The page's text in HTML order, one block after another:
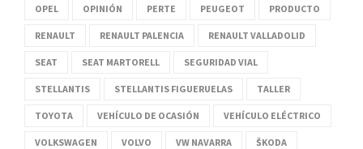
OPEL OPINIÓN PERTE PEUGEOT PRODUCTO
RENAULT RENAULT PALENCIA RENAULT VALLADOLID
SEAT SEAT MARTORELL SEGURIDAD VIAL
STELLANTIS STELLANTIS FIGUERUELAS TALLER
TOYOTA VEHÍCULO DE OCASIÓN VEHÍCULO ELÉCTRICO
VOLKSWAGEN VOLVO VW NAVARRA ŠKODA